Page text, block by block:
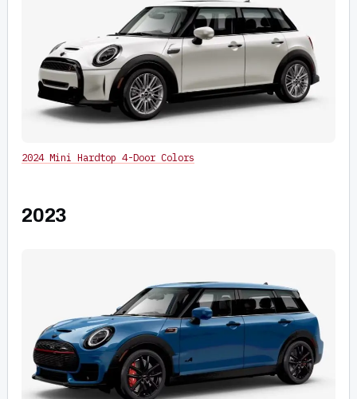
2024 Mini Hardtop 4-Door Colors
2023